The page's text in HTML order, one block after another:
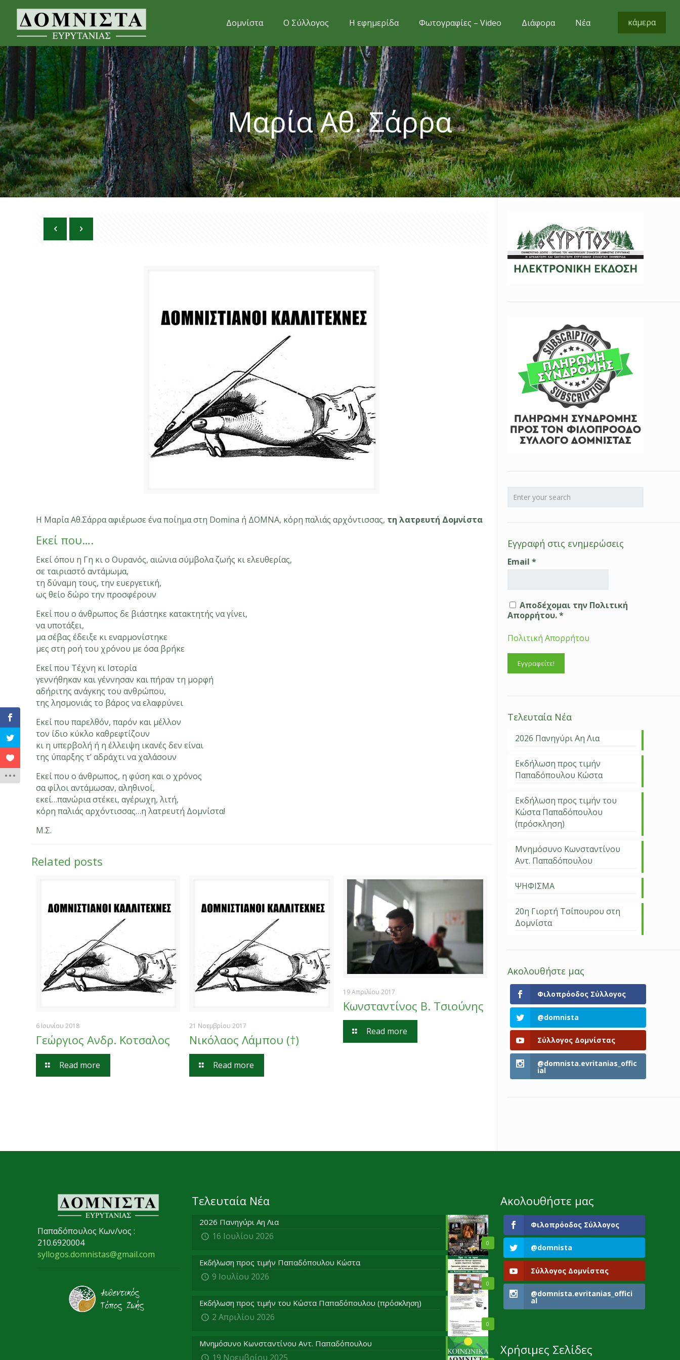
Δομνίστα Ο Σύλλογος Η εφημερίδα Φωτογραφίες – Video Διάφορα Νέα κάμερα
Μαρία Αθ. Σάρρα
Η Μαρία Αθ.Σάρρα αφιέρωσε ένα ποίημα στη Domina ή ΔΟΜΝΑ, κόρη παλιάς αρχόντισσας, τη λατρευτή Δομνίστα
Εκεί που….
Εκεί όπου η Γη κι ο Ουρανός, αιώνια σύμβολα ζωής κι ελευθερίας,
σε ταιριαστό αντάμωμα,
τη δύναμη τους, την ευεργετική,
ως θείο δώρο την προσφέρουν
Εκεί που ο άνθρωπος δε βιάστηκε κατακτητής να γίνει,
να υποτάξει,
μα σέβας έδειξε κι εναρμονίστηκε
μες στη ροή του χρόνου με όσα βρήκε
Εκεί που Τέχνη κι Ιστορία
γεννήθηκαν και γέννησαν και πήραν τη μορφή
αδήριτης ανάγκης του ανθρώπου,
της λησμονιάς το βάρος να ελαφρύνει
Εκεί που παρελθόν, παρόν και μέλλον
τον ίδιο κύκλο καθρεφτίζουν
κι η υπερβολή ή η έλλειψη ικανές δεν είναι
της ύπαρξης τ’ αδράχτι να χαλάσουν
Εκεί που ο άνθρωπος, η φύση και ο χρόνος
σα φίλοι αντάμωσαν, αληθινοί,
εκεί…πανώρια στέκει, αγέρωχη, λιτή,
κόρη παλιάς αρχόντισσας…η λατρευτή Δομνίστα!
Μ.Σ.
Related posts
6 Ιουνίου 2018
Γεώργιος Ανδρ. Κοτσαλος
Read more
21 Νοεμβρίου 2017
Νικόλαος Λάμπου (†)
Read more
19 Απριλίου 2017
Κωνσταντίνος Β. Τσιούνης
Read more
Εγγραφή στις ενημερώσεις
Email *
Αποδέχομαι την Πολιτική
Απορρήτου. *
Πολιτική Απορρήτου
Τελευταία Νέα
2026 Πανηγύρι Αη Λια
Εκδήλωση προς τιμήν
Παπαδόπουλου Κώστα
Εκδήλωση προς τιμήν του
Κώστα Παπαδόπουλου
(πρόσκληση)
Μνημόσυνο Κωνσταντίνου
Αντ. Παπαδόπουλου
ΨΗΦΙΣΜΑ
20η Γιορτή Τσίπουρου στη
Δομνίστα
Ακολουθήστε μας
Φιλοπρόοδος Σύλλογος
@domnista
Σύλλογος Δομνίστας
@domnista.evritanias_offic
ial
Παπαδόπουλος Κων/νος :
210.6920004
syllogos.domnistas@gmail.com
Τελευταία Νέα
0
2026 Πανηγύρι Αη Λια
16 Ιουλίου 2026
0
Εκδήλωση προς τιμήν Παπαδόπουλου Κώστα
9 Ιουλίου 2026
0
Εκδήλωση προς τιμήν του Κώστα Παπαδόπουλου (πρόσκληση)
2 Απριλίου 2026
Μνημόσυνο Κωνσταντίνου Αντ. Παπαδόπουλου
19 Νοεμβρίου 2025
Ακολουθήστε μας
Φιλοπρόοδος Σύλλογος
@domnista
Σύλλογος Δομνίστας
@domnista.evritanias_offici
al
Χρήσιμες Σελίδες